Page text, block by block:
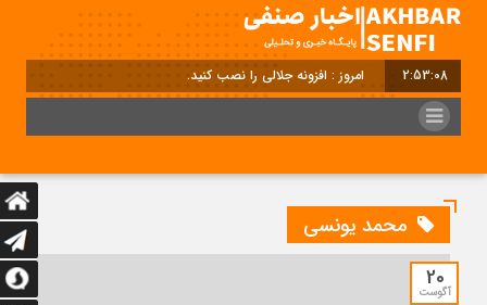
2:53:08 امروز : افزونه جلالی را نصب کنید.
محمد یونسی
20
آگوست